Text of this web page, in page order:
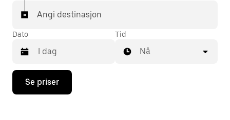
Angi destinasjon
Dato
Trykk
piltast
Tid
Nå
Se priser